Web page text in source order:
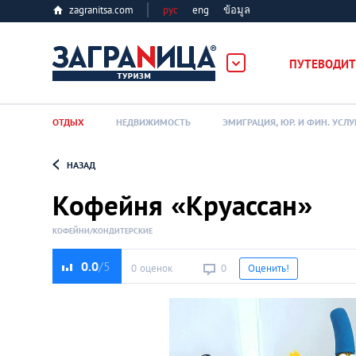
zagranitsa.com рус eng ข้อมูล
Loading...
ОТДЫХ НЕДВИЖИМОСТЬ ЭМИГРАЦИЯ, ЮР. И ФИН.
НАЗАД
Кофейня «Круассан»
КОФЕЙНИ/КОНДИТЕРСКИЕ
0.0 0 оценок 0 Оценить!